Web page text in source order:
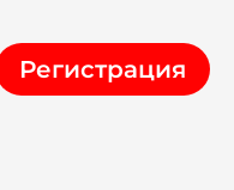
Регистрация